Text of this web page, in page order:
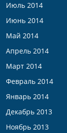
Июль 2014
Июнь 2014
Май 2014
Апрель 2014
Март 2014
Февраль 2014
Январь 2014
Декабрь 2013
Ноябрь 2013